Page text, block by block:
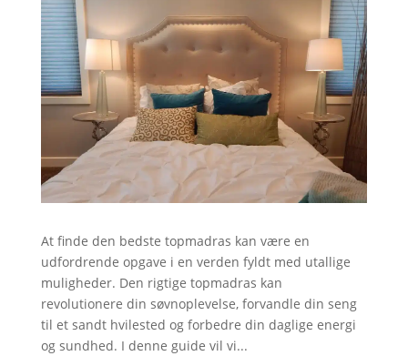
At finde den bedste topmadras kan være en
udfordrende opgave i en verden fyldt med utallige
muligheder. Den rigtige topmadras kan
revolutionere din søvnoplevelse, forvandle din seng
til et sandt hvilested og forbedre din daglige energi
og sundhed. I denne guide vil vi...